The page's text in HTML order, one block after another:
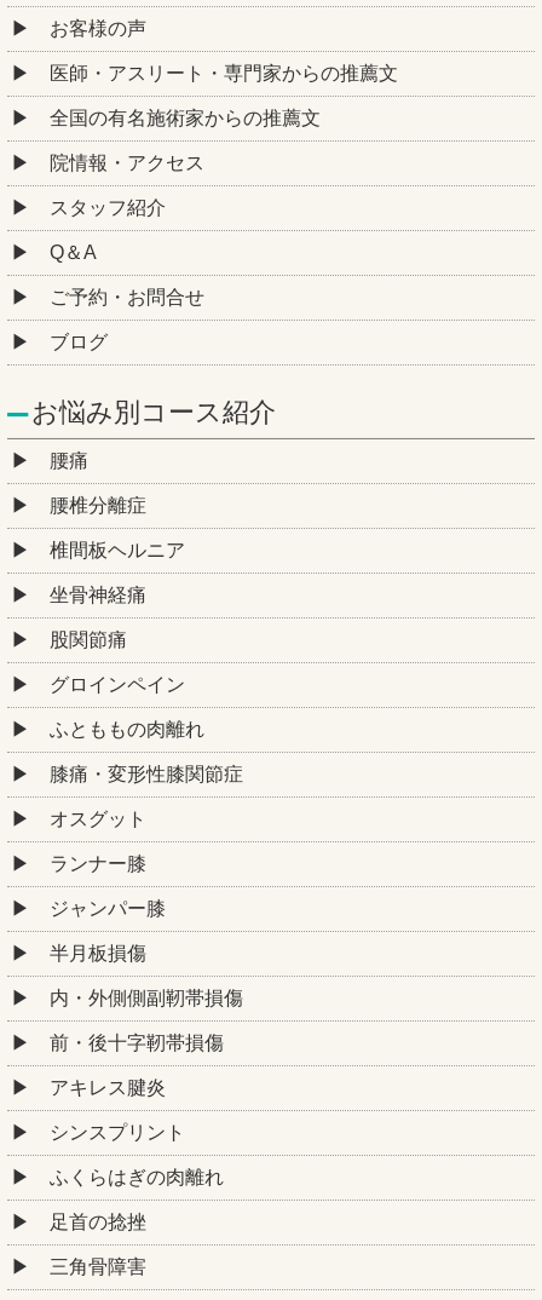
お客様の声
医師・アスリート・専門家からの推薦文
全国の有名施術家からの推薦文
院情報・アクセス
スタッフ紹介
Q＆A
ご予約・お問合せ
ブログ
お悩み別コース紹介
腰痛
腰椎分離症
椎間板ヘルニア
坐骨神経痛
股関節痛
グロインペイン
ふとももの肉離れ
膝痛・変形性膝関節症
オスグット
ランナー膝
ジャンパー膝
半月板損傷
内・外側側副靭帯損傷
前・後十字靭帯損傷
アキレス腱炎
シンスプリント
ふくらはぎの肉離れ
足首の捻挫
三角骨障害